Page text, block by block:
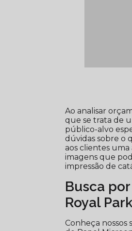
Ao analisar
que se trata de
público-alvo
dúvidas sobre o
aos clientes
imagens que
impressão de
Busca
Royal
Conheça nossos